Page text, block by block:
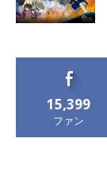
15,399
ファン